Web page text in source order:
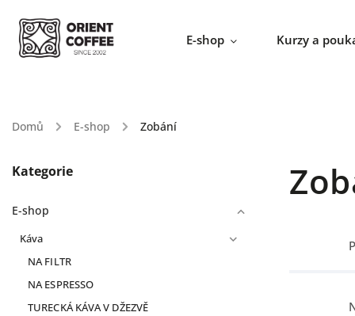
E-shop Kurzy a
Domů / E-shop / Zobání
Kategorie
E-shop
Káva
NA FILTR
NA ESPRESSO
TURECKÁ KÁVA V DŽEZVĚ